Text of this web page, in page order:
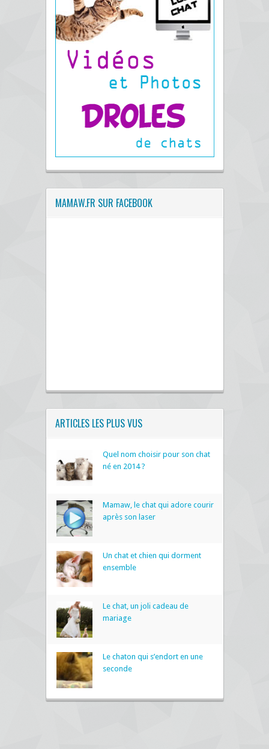
MAMAW.FR SUR FACEBOOK
ARTICLES LES PLUS VUS
Quel nom choisir pour son chat
né en 2014 ?
Mamaw, le chat qui adore courir
après son laser
Un chat et chien qui dorment
ensemble
Le chat, un joli cadeau de
mariage
Le chaton qui s’endort en une
seconde